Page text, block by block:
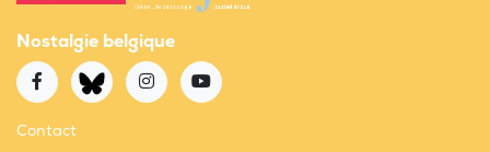
Nostalgie belgique
Contact